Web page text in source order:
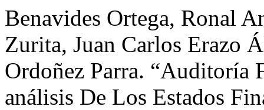
Benavides Ortega, Ronal
Zurita, Juan Carlos Erazo
Ordoñez Parra. “Auditoría
análisis De Los Estados